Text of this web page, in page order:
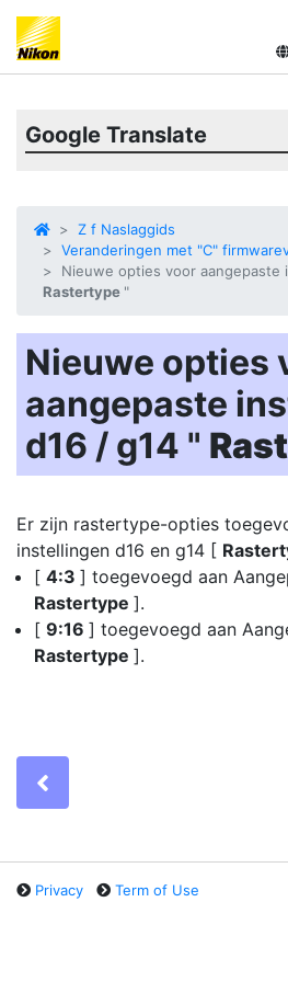
Google Translate
Z f Naslaggids
Veranderingen met "C"
Nieuwe opties voor aangepaste
Rastertype "
Nieuwe opties
aangepaste
d16 / g14 "
Er zijn rastertype-opties
instellingen d16 en g14 [
[ 4:3 ] toegevoegd aan
Rastertype ].
[ 9:16 ] toegevoegd aan
Rastertype ].
Privacy Term of Use